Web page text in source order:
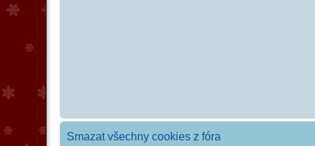
Smazat všechny cookies z fóra